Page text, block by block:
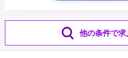
他の条件で